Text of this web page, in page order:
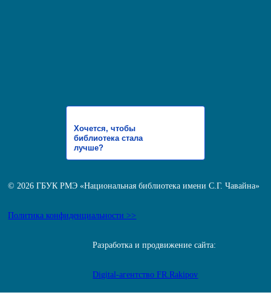
Хочется, чтобы
библиотека стала
лучше?
© 2026 ГБУК РМЭ «Национальная библиотека имени С.Г. Чавайна»
Политика конфиденциальности >>
Разработка и продвижение сайта:
Digital-агентство FR.Rakipov